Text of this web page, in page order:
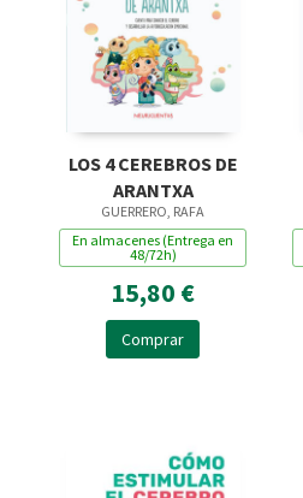
LOS 4 CEREBROS DE
ARANTXA
GUERRERO, RAFA
En almacenes (Entrega en
48/72h)
15,80 €
Comprar